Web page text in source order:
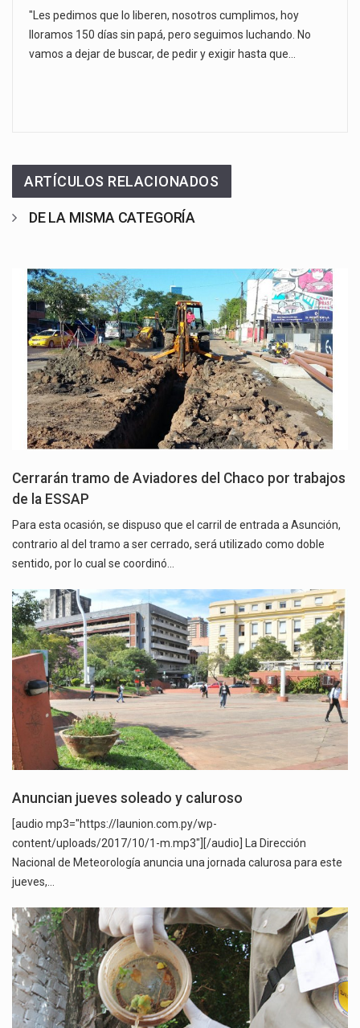
"Les pedimos que lo liberen, nosotros cumplimos, hoy
lloramos 150 días sin papá, pero seguimos luchando. No
vamos a dejar de buscar, de pedir y exigir hasta que…
ARTÍCULOS RELACIONADOS
DE LA MISMA CATEGORÍA
Cerrarán tramo de Aviadores del Chaco por trabajos
de la ESSAP
Para esta ocasión, se dispuso que el carril de entrada a Asunción,
contrario al del tramo a ser cerrado, será utilizado como doble
sentido, por lo cual se coordinó…
Anuncian jueves soleado y caluroso
[audio mp3="https://launion.com.py/wp-
content/uploads/2017/10/1-m.mp3"][/audio] La Dirección
Nacional de Meteorología anuncia una jornada calurosa para este
jueves,…